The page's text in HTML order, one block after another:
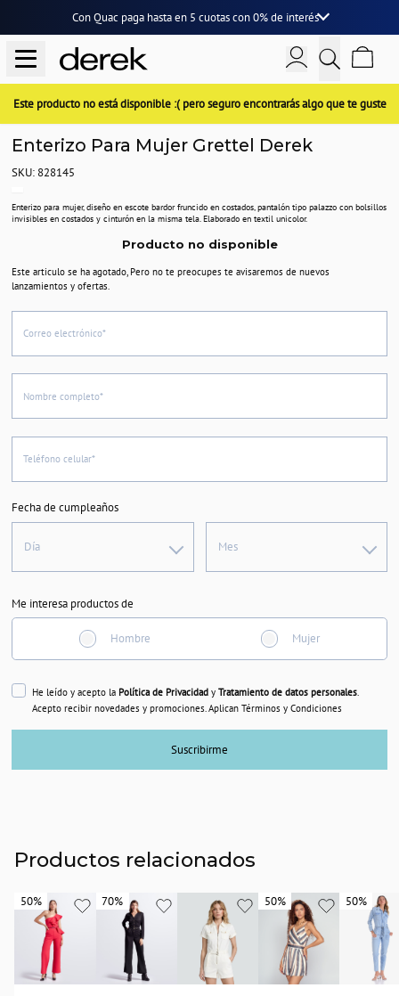
Con Quac paga hasta en 5 cuotascon0% de interés
Este producto no está disponible :( pero seguro encontrarás algo que te guste
Enterizo Para Mujer Grettel Derek
SKU: 828145
Enterizo para mujer, diseño en escote bardor fruncido en costados, pantalón tipo palazzo con bolsillos
invisibles en costados y cinturón en la misma tela. Elaborado en textil unicolor.
Producto no disponible
Este articulo se ha agotado, Pero no te preocupes te avisaremos de nuevos
lanzamientos y ofertas.
Correo electrónico*
Nombre completo*
Teléfono celular*
Fecha de cumpleaños
Día Mes
Me interesa productos de
Hombre Mujer
He leído y acepto la Política de Privacidady Tratamiento de datos personales.
Acepto recibir novedades y promociones. Aplican Términos y Condiciones
Suscribirme
Productos relacionados
50%
50% 70%
70% 50%
50% 50%
50%